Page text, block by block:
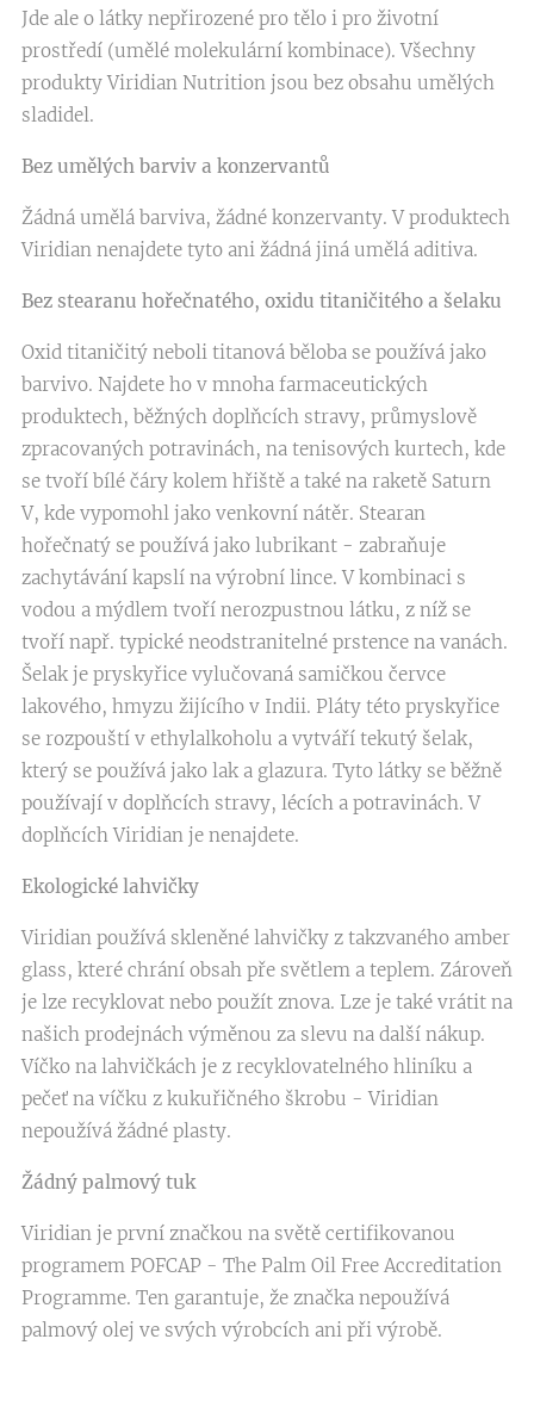
Jde ale o látky nepřirozené pro tělo i pro životní
prostředí (umělé molekulární kombinace). Všechny
produkty Viridian Nutrition jsou bez obsahu umělých
sladidel.
Bez umělých barviv a konzervantů
Žádná umělá barviva, žádné konzervanty. V produktech
Viridian nenajdete tyto ani žádná jiná umělá aditiva.
Bez stearanu hořečnatého, oxidu titaničitého a šelaku
Oxid titaničitý neboli titanová běloba se používá jako
barvivo. Najdete ho v mnoha farmaceutických
produktech, běžných doplňcích stravy, průmyslově
zpracovaných potravinách, na tenisových kurtech, kde
se tvoří bílé čáry kolem hřiště a také na raketě Saturn
V, kde vypomohl jako venkovní nátěr. Stearan
hořečnatý se používá jako lubrikant - zabraňuje
zachytávání kapslí na výrobní lince. V kombinaci s
vodou a mýdlem tvoří nerozpustnou látku, z níž se
tvoří např. typické neodstranitelné prstence na vanách.
Šelak je pryskyřice vylučovaná samičkou červce
lakového, hmyzu žijícího v Indii. Pláty této pryskyřice
se rozpouští v ethylalkoholu a vytváří tekutý šelak,
který se používá jako lak a glazura. Tyto látky se běžně
používají v doplňcích stravy, lécích a potravinách. V
doplňcích Viridian je nenajdete.
Ekologické lahvičky
Viridian používá skleněné lahvičky z takzvaného amber
glass, které chrání obsah pře světlem a teplem. Zároveň
je lze recyklovat nebo použít znova. Lze je také vrátit na
našich prodejnách výměnou za slevu na další nákup.
Víčko na lahvičkách je z recyklovatelného hliníku a
pečeť na víčku z kukuřičného škrobu - Viridian
nepoužívá žádné plasty.
Žádný palmový tuk
Viridian je první značkou na světě certifikovanou
programem POFCAP - The Palm Oil Free Accreditation
Programme. Ten garantuje, že značka nepoužívá
palmový olej ve svých výrobcích ani při výrobě.